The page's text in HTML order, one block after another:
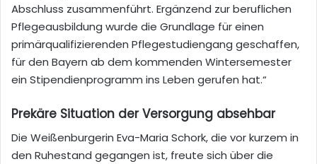
Abschluss zusammenführt. Ergänzend zur beruflichen
Pflegeausbildung wurde die Grundlage für einen
primärqualifizierenden Pflegestudiengang geschaffen,
für den Bayern ab dem kommenden Wintersemester
ein Stipendienprogramm ins Leben gerufen hat.“
Prekäre Situation der Versorgung absehbar
Die Weißenburgerin Eva-Maria Schork, die vor kurzem in
den Ruhestand gegangen ist, freute sich über die